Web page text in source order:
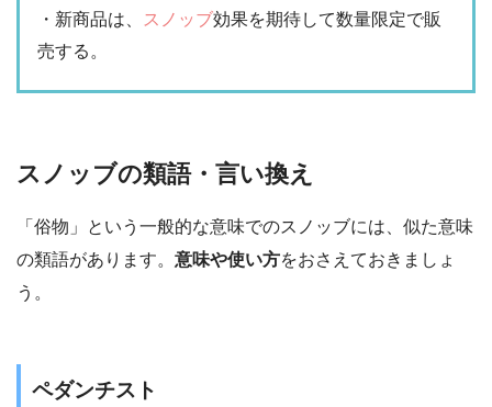
・新商品は、
スノッブ効果を期待して数量限定で販
売する。
スノッブの類語・言い換え
「俗物」という一般的な意味でのスノッブには、似た意味
の類語があります。 意味や使い方をおさえておきましょ
う。
ペダンチスト